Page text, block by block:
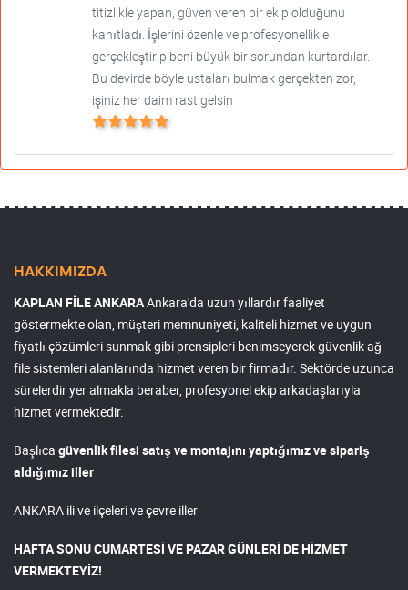
titizlikle yapan, güven veren bir ekip olduğunu
kanıtladı. İşlerini özenle ve profesyonellikle
gerçekleştirip beni büyük bir sorundan kurtardılar.
Bu devirde böyle ustaları bulmak gerçekten zor,
işiniz her daim rast gelsin
HAKKIMIZDA
KAPLAN FİLE ANKARAAnkara'da uzun yıllardır faaliyet
göstermekte olan, müşteri memnuniyeti, kaliteli hizmet ve uygun
fiyatlı çözümleri sunmak gibi prensipleri benimseyerek güvenlik ağ
file sistemleri alanlarında hizmet veren bir firmadır. Sektörde uzunca
sürelerdir yer almakla beraber, profesyonel ekip arkadaşlarıyla
hizmet vermektedir.
Başlıca güvenlik filesi satış ve montajını yaptığımız ve sipariş
aldığımız iller
ANKARA ili ve ilçeleri ve çevre iller
HAFTA SONU CUMARTESİ VE PAZAR GÜNLERİ DE HİZMET
VERMEKTEYİZ!